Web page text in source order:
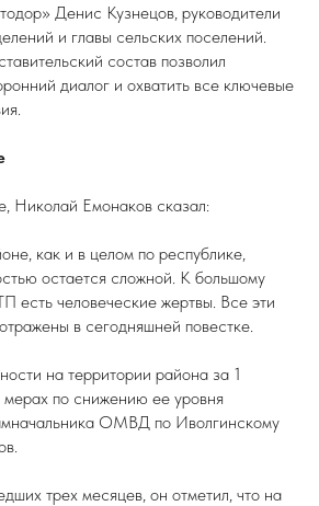
Денис Кузнецов, руководители
и главы сельских поселений.
состав позволил
диалог и охватить все ключевые
Николай Емонаков сказал:
как и в целом по республике,
остается сложной. К большому
есть человеческие жертвы. Все эти
в сегодняшней повестке.
на территории района за 1
по снижению ее уровня
ОМВД по Иволгинскому
трех месяцев, он отметил, что на